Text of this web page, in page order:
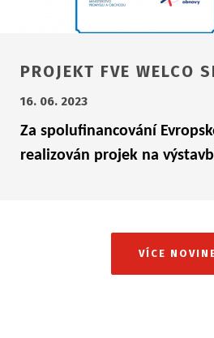
PROJEKT FVE WELCO
16. 06. 2023
Za spolufinancování
realizován projek na
VÍCE